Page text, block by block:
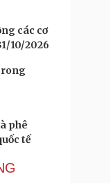
các cơ
10/2026
phê
tế